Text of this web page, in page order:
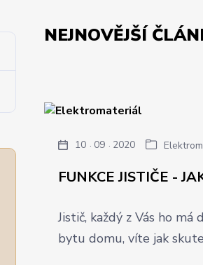
NEJNOVĚJŠÍ
FUNKCE JISTIČE -
10 09 2020
Jistič, každý z Vás ho
bytu domu, víte jak